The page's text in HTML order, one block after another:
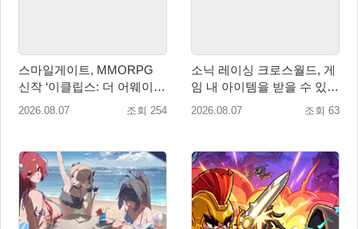
스마일게이트, MMORPG
신작 ‘이클립스: 더 어웨이크
닝’ 9월 10일 론칭!
2026.08.07 조회 254
소닉 레이싱 크로스월드, 게
임 내 아이템을 받을 수 있는
‘레전드 대회 라운드 7’ 개최!
2026.08.07 조회 63